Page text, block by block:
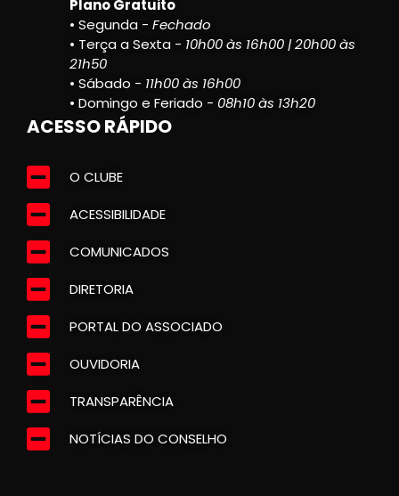
Plano Gratuito
• Segunda - Fechado
• Terça a Sexta - 10h00 às 16h00 | 20h00 às
21h50
• Sábado - 11h00 às 16h00
• Domingo e Feriado - 08h10 às 13h20
ACESSO RÁPIDO
O CLUBE
ACESSIBILIDADE
COMUNICADOS
DIRETORIA
PORTAL DO ASSOCIADO
OUVIDORIA
TRANSPARÊNCIA
NOTÍCIAS DO CONSELHO